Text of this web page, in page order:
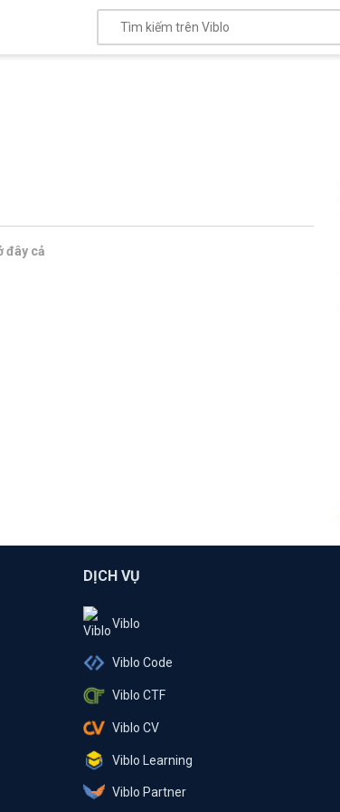
đây cả
DỊCH VỤ
Viblo
Viblo Code
Viblo CTF
Viblo CV
Viblo Learning
Viblo Partner